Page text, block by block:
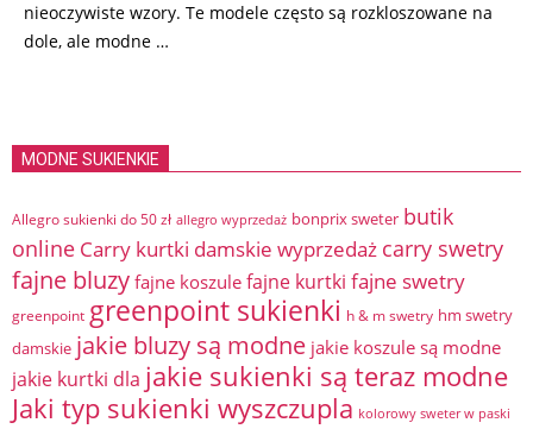
nieoczywiste wzory. Te modele często są rozkloszowane na
dole, ale modne …
MODNE SUKIENKIE
Allegro sukienki do 50 zł allegro wyprzedaż bonprix sweter butik
online Carry kurtki damskie wyprzedaż carry swetry
fajne bluzy fajne koszule fajne kurtki fajne swetry
greenpoint greenpoint sukienki h & m swetry hm swetry
damskie jakie bluzy są modne jakie koszule są modne
jakie kurtki dla jakie sukienki są teraz modne
Jaki typ sukienki wyszczupla kolorowy sweter w paski